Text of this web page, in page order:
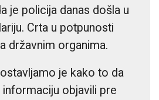
je policija danas došla u
Crta u potpunosti
državnim organima.
je kako to da
informaciju objavili pre